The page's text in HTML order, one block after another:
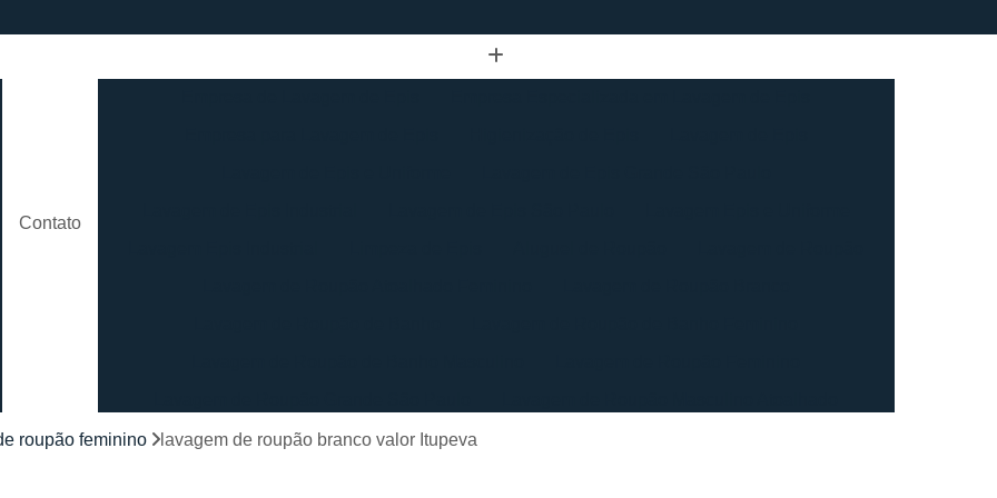
Contato
Lavagem de Roupão São Paulo
Locação de Roupão
roupão feminino lavagem de roupão branco valor Itupeva